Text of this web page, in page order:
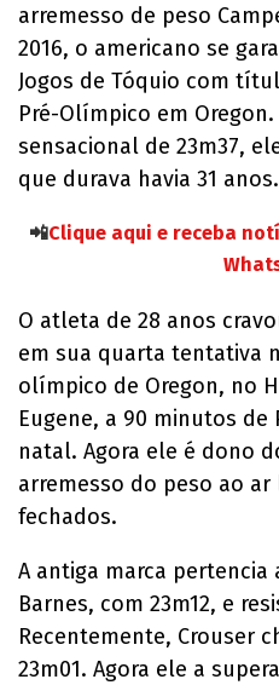
arremesso de peso
2016, o americano se
Jogos de Tóquio com
Pré-Olímpico em
sensacional de 23m37,
que durava havia 31 anos.
📲Clique aqui e receba
O atleta de 28 anos
em sua quarta tentativa
olímpico de Oregon, no
Eugene, a 90 minutos
natal. Agora ele é dono
arremesso do peso ao
fechados.
A antiga marca
Barnes, com 23m12, e
Recentemente, Crouser
23m01. Agora ele a